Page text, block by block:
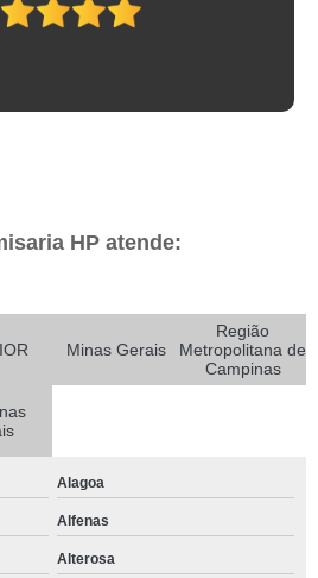
HP atende:
Minas Gerais
Região
Metropolitana de
Campinas
Alagoa
Alfenas
Alterosa